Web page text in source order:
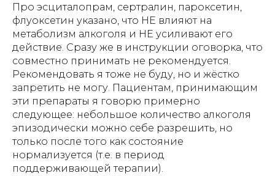
Про эсциталопрам, сертралин, пароксетин,
флуоксетин указано, что НЕ влияют на
метаболизм алкоголя и НЕ усиливают его
действие. Сразу же в инструкции оговорка, что
совместно принимать не рекомендуется.
Рекомендовать я тоже не буду, но и жёстко
запретить не могу. Пациентам, принимающим
эти препараты я говорю примерно
следующее: небольшое количество алкоголя
эпизодически можно себе разрешить, но
только после того как состояние
нормализуется (т.е. в период
поддерживающей терапии).